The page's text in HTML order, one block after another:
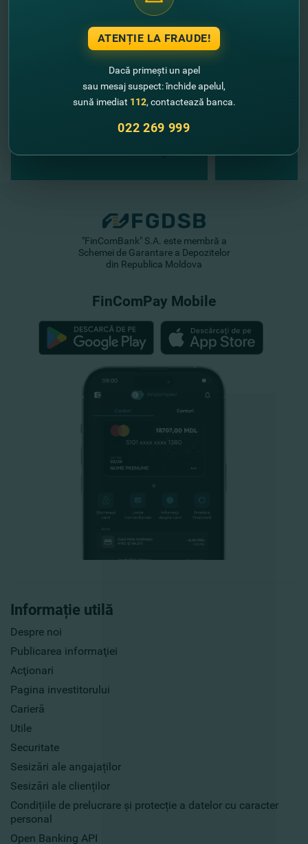
Alte noutăţi
Informație utilă
Despre noi
Publicarea informaţiei
Acţionari
Pagina investitorului
Carieră
Utile
Securitate
Sesizări ale angajaților
Sesizări ale clienților
Condițiile de prelucrare și protecție a datelor cu caracter
personal
Open Banking API
"FinComBank" S.A. este membră a
Schemei de Garantare a Depozitelor
din Republica Moldova
FinComPay Mobile
ATENȚIE LA FRAUDE!
Dacă primești un apel
sau mesaj suspect: închide apelul,
sună imediat 112, contactează banca.
022 269 999